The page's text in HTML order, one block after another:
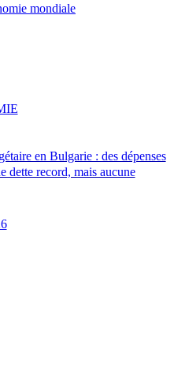
mondiale
en Bulgarie : des dépenses
dette record, mais aucune